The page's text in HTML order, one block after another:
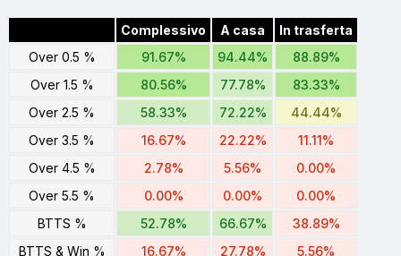
Complessivo A casa
In trasferta
Over 0.5 %
91.67% 94.44%
88.89%
Over 1.5 %
80.56% 77.78%
83.33%
Over 2.5 %
58.33% 72.22%
44.44%
Over 3.5 %
16.67% 22.22%
11.11%
Over 4.5 %
2.78% 5.56%
0.00%
Over 5.5 %
0.00% 0.00%
0.00%
BTTS %
52.78% 66.67%
38.89%
BTTS & Win %
16.67% 27.78%
5.56%